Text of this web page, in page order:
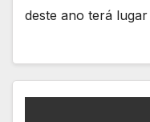
deste ano terá